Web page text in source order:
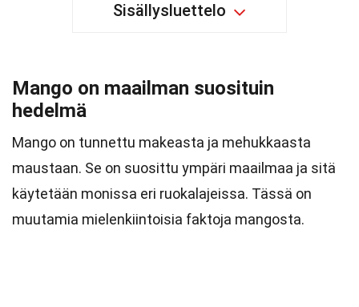
Sisällysluettelo
Mango on maailman suosituin
hedelmä
Mango on tunnettu makeasta ja mehukkaasta
maustaan. Se on suosittu ympäri maailmaa ja sitä
käytetään monissa eri ruokalajeissa. Tässä on
muutamia mielenkiintoisia faktoja mangosta.